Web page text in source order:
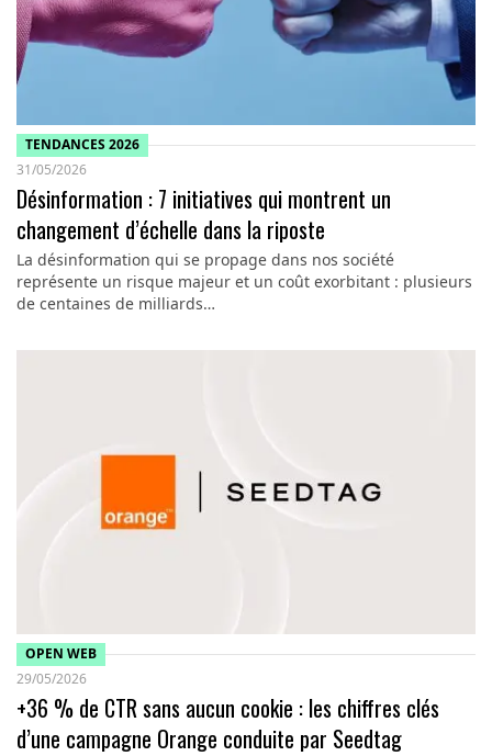
TENDANCES 2026
31/05/2026
Désinformation : 7 initiatives qui montrent un
changement d’échelle dans la riposte
La désinformation qui se propage dans nos société
représente un risque majeur et un coût exorbitant : plusieurs
de centaines de milliards…
OPEN WEB
29/05/2026
+36 % de CTR sans aucun cookie : les chiffres clés
d’une campagne Orange conduite par Seedtag